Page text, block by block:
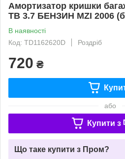
Амортизатор кришки
TB 3.7 БЕНЗИН MZI 2006
В наявності
Код: TD1162620D
Роздріб
720 ₴
або
Купити з
Що таке купити з Пром?